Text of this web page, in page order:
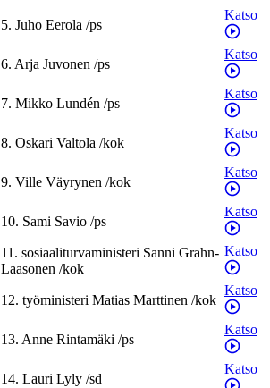
5. Juho Eerola /ps
Katso
6. Arja Juvonen /ps
Katso
7. Mikko Lundén /ps
Katso
8. Oskari Valtola /kok
Katso
9. Ville Väyrynen /kok
Katso
10. Sami Savio /ps
Katso
11. sosiaaliturvaministeri Sanni Grahn-
Laasonen /kok
Katso
12. työministeri Matias Marttinen /kok
Katso
13. Anne Rintamäki /ps
Katso
14. Lauri Lyly /sd
Katso